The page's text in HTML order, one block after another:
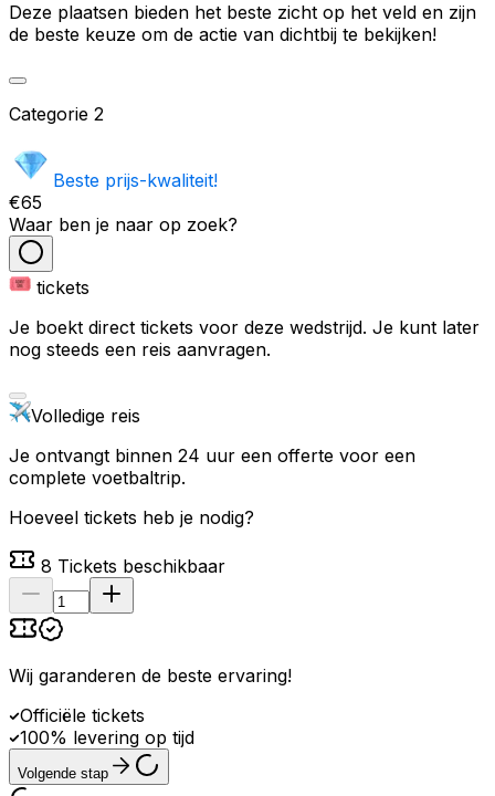
Deze plaatsen bieden het beste zicht op het veld en zijn
de beste keuze om de actie van dichtbij te bekijken!
Categorie 2
Beste prijs-kwaliteit!
€65
Waar ben je naar op zoek?
tickets
Je boekt direct tickets voor deze wedstrijd. Je kunt later
nog steeds een reis aanvragen.
Volledige reis
Je ontvangt binnen 24 uur een offerte voor een
complete voetbaltrip.
Hoeveel tickets heb je nodig?
8 Tickets beschikbaar
Wij garanderen de beste ervaring!
Officiële tickets
100% levering op tijd
Volgende stap